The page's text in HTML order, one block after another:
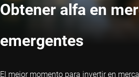
Obtener alfa en
emergentes
El mejor momento para invertir en